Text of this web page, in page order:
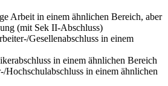
Arbeit in einem ähnlichen Bereich, aber
(mit Sek II-Abschluss)
Gesellenabschluss in einem
in einem ähnlichen Bereich
Hochschulabschluss in einem ähnlichen